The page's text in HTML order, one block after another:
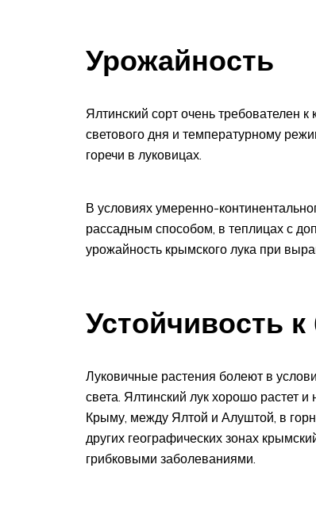
Урожайность
Ялтинский сорт очень требователен
светового дня и температурному
горечи в луковицах.
В условиях умеренно-
рассадным способом, в теплицах с
урожайность крымского лука при
Устойчивость
Луковичные растения болеют в
света. Ялтинский лук хорошо растет
Крыму, между Ялтой и Алуштой, в
других географических зонах
грибковыми заболеваниями.